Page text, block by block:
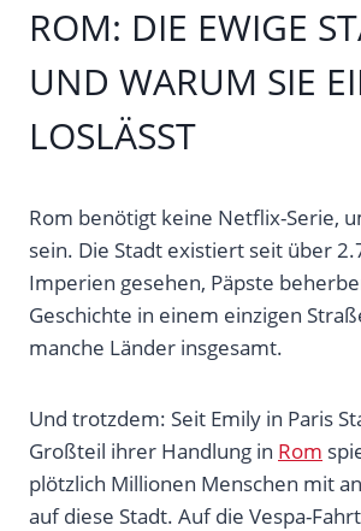
ROM: DIE EWIGE
UND WARUM SIE
LOSLÄSST
Rom benötigt keine Netflix-Serie,
sein. Die Stadt existiert seit über
Imperien gesehen, Päpste
Geschichte in einem einzigen
manche Länder insgesamt.
Und trotzdem: Seit Emily in Paris
Großteil ihrer Handlung in Rom
plötzlich Millionen Menschen mit
auf diese Stadt. Auf die Vespa-